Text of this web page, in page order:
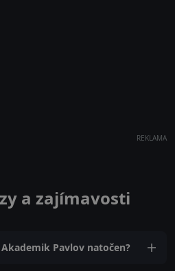
REKLAMA
a zajímavosti
Pavlov natočen?